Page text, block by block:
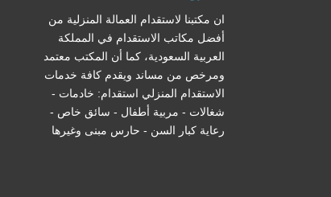
ان مكتبنا لاستقدام العمالة المنزلية من
أفضل مكاتب الاستقدام في المملكة
العربية السعودية، كما أن المكتب معتمد
ومرخص من مساند ويقدم كافة خدمات
الاستقدام المنزلي استقدام: خادمات -
شغالات - مربية أطفال - سائق خاص -
رعاية كبار السن - حارس مبنى وغيرها